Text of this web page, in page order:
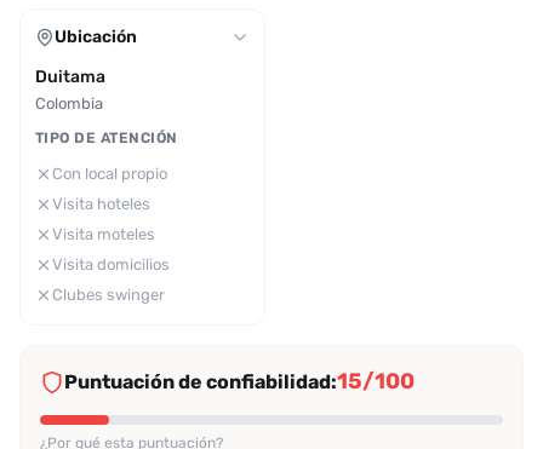
Ubicación
Duitama
Colombia
TIPO DE ATENCIÓN
Con local propio
Visita hoteles
Visita moteles
Visita domicilios
Clubes swinger
Puntuación de confiabilidad:15/100
¿Por qué esta puntuación?